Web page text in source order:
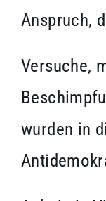
Anspruch,
Versuche,
wurden in